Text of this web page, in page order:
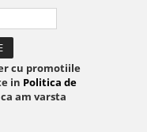
cu promotiile
in Politica de
am varsta